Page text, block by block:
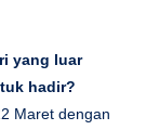
yang luar
hadir?
Maret dengan